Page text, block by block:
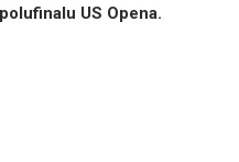
US Opena.